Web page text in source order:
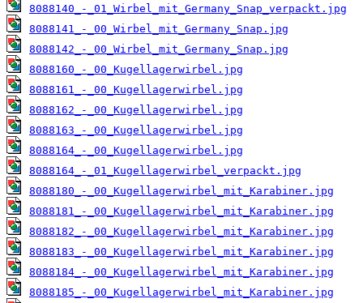
8088140_-_01_Wirbel_mit_Germany_Snap_verpackt.jpg
8088141_-_00_Wirbel_mit_Germany_Snap.jpg
8088142_-_00_Wirbel_mit_Germany_Snap.jpg
8088160_-_00_Kugellagerwirbel.jpg
8088161_-_00_Kugellagerwirbel.jpg
8088162_-_00_Kugellagerwirbel.jpg
8088163_-_00_Kugellagerwirbel.jpg
8088164_-_00_Kugellagerwirbel.jpg
8088164_-_01_Kugellagerwirbel_verpackt.jpg
8088180_-_00_Kugellagerwirbel_mit_Karabiner.jpg
8088181_-_00_Kugellagerwirbel_mit_Karabiner.jpg
8088182_-_00_Kugellagerwirbel_mit_Karabiner.jpg
8088183_-_00_Kugellagerwirbel_mit_Karabiner.jpg
8088184_-_00_Kugellagerwirbel_mit_Karabiner.jpg
8088185_-_00_Kugellagerwirbel_mit_Karabiner.jpg